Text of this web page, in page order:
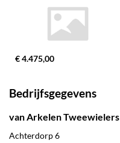
€ 4.475,00
Bedrijfsgegevens
van Arkelen Tweewielers
Achterdorp 6